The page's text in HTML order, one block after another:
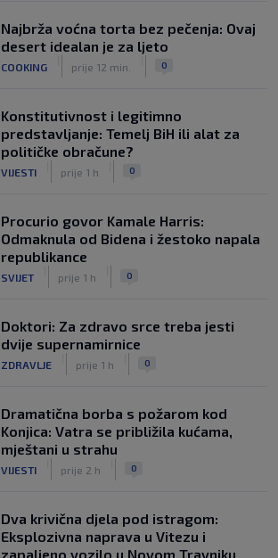
Najbrža voćna torta bez pečenja: Ovaj
desert idealan je za ljeto
COOKING prije 12 min. 0
Konstitutivnost i legitimno
predstavljanje: Temelj BiH ili alat za
političke obračune?
VIJESTI prije 1 h 0
Procurio govor Kamale Harris:
Odmaknula od Bidena i žestoko napala
republikance
SVIJET prije 1 h 0
Doktori: Za zdravo srce treba jesti
dvije supernamirnice
ZDRAVLJE prije 1 h 0
Dramatična borba s požarom kod
Konjica: Vatra se približila kućama,
mještani u strahu
VIJESTI prije 2 h 0
Dva krivična djela pod istragom:
Eksplozivna naprava u Vitezu i
zapaljeno vozilo u Novom Travniku